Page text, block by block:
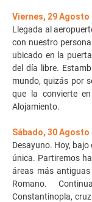
Viernes, 29
Llegada al
con nuestro
ubicado en la
del día libre.
mundo, quizás por
que la convierte
Alojamiento.
Sábado, 30
Desayuno. Hoy,
única. Partiremos
áreas más
Romano.
Constantinopla,